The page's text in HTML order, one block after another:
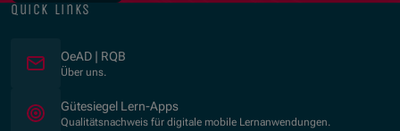
quick links
OeAD | RQB
Über uns.
Gütesiegel Lern-Apps(Opens in new window)
Qualitätsnachweis für digitale mobile Lernanwendungen.